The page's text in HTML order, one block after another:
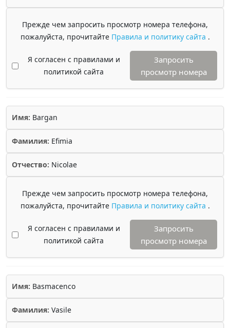
Прежде чем запросить просмотр номера телефона,
пожалуйста, прочитайте Правила и политику сайта .
Я согласен с правилами и
политикой сайта
Запросить
просмотр номера
Имя: Bargan
Фамилия: Efimia
Отчество: Nicolae
Прежде чем запросить просмотр номера телефона,
пожалуйста, прочитайте Правила и политику сайта .
Я согласен с правилами и
политикой сайта
Запросить
просмотр номера
Имя: Basmacenco
Фамилия: Vasile